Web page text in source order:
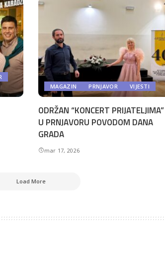
MAGAZIN PRNJAVOR VIJESTI
ODRŽAN “KONCERT PRIJATELJIMA”
U PRNJAVORU POVODOM DANA
GRADA
mar 17, 2026
Load More